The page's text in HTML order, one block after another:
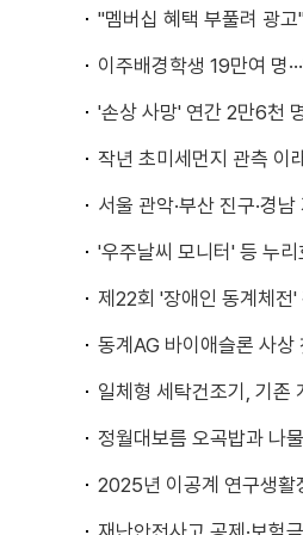
"멤버십 혜택 부풀려 광고
이주배경학생 19만여 명
'손상 사망' 연간 2만6천
작년 초미세먼지 관측 이
서울 관악·부산 진구·경
'우주날씨 모니터' 등 누
제22회 '장애인 동계체전'
동계AG 바이애슬론 사상
일체형 세탁건조기, 기존
정월대보름 오곡밥과 나
2025년 이공계 연구생활